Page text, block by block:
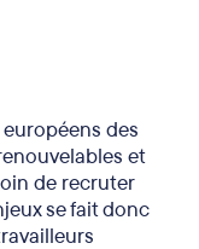
des
et
de recruter
se fait donc